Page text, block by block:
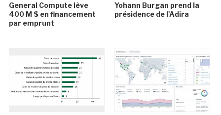
General Compute lève
400 M $ en financement
par emprunt
Yohann Burgan prend la
présidence de l'Adira